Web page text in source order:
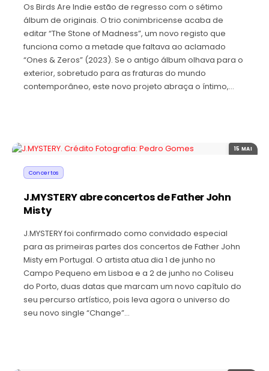
Os Birds Are Indie estão de regresso com o sétimo
álbum de originais. O trio conimbricense acaba de
editar “The Stone of Madness”, um novo registo que
funciona como a metade que faltava ao aclamado
“Ones & Zeros” (2023). Se o antigo álbum olhava para o
exterior, sobretudo para as fraturas do mundo
contemporâneo, este novo projeto abraça o íntimo,…
15 MAI
Concertos
J.MYSTERY abre concertos de Father John
Misty
J.MYSTERY foi confirmado como convidado especial
para as primeiras partes dos concertos de Father John
Misty em Portugal. O artista atua dia 1 de junho no
Campo Pequeno em Lisboa e a 2 de junho no Coliseu
do Porto, duas datas que marcam um novo capítulo do
seu percurso artístico, pois leva agora o universo do
seu novo single “Change”…